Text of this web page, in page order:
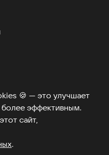
🍪 — это улучшает
более эффективным.
сайт,
.
вопросы